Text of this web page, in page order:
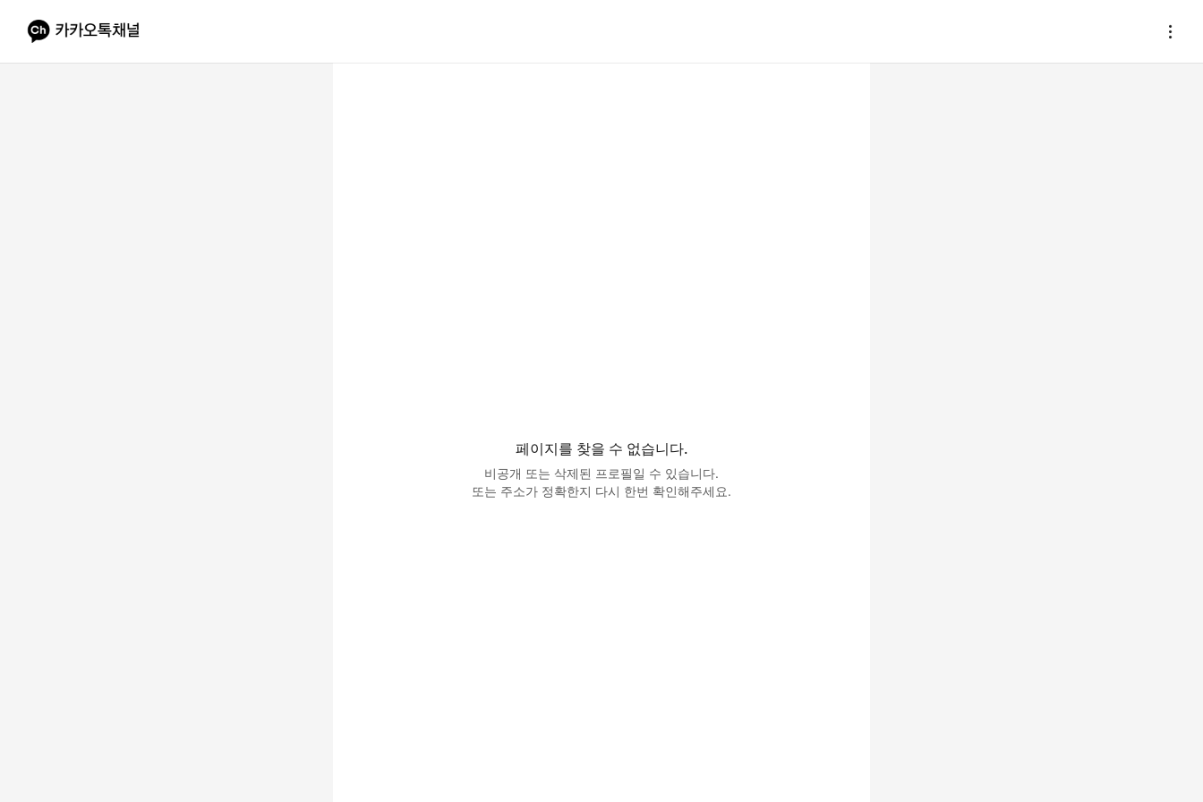
페이지를 찾을 수 없습니다.
비공개 또는 삭제된 프로필일 수 있습니다.
또는 주소가 정확한지 다시 한번 확인해주세요.